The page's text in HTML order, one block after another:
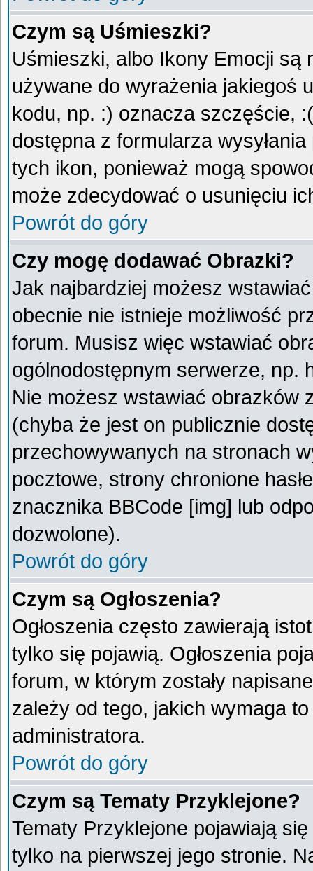
Czym są Uśmieszki?
Uśmieszki, albo Ikony Emocji są
używane do wyrażenia jakiegoś
kodu, np. :) oznacza szczęście,
dostępna z formularza
tych ikon, ponieważ mogą
może zdecydować o usunięciu
Powrót do góry
Czy mogę dodawać Obrazki?
Jak najbardziej możesz
obecnie nie istnieje możliwość
forum. Musisz więc wstawiać
ogólnodostępnym serwerze, np.
Nie możesz wstawiać obrazków
(chyba że jest on publicznie
przechowywanych na stronach
pocztowe, strony chronione
znacznika BBCode [img] lub
dozwolone).
Powrót do góry
Czym są Ogłoszenia?
Ogłoszenia często zawierają
tylko się pojawią. Ogłoszenia
forum, w którym zostały
zależy od tego, jakich wymaga
administratora.
Powrót do góry
Czym są Tematy Przyklejone?
Tematy Przyklejone pojawiają
tylko na pierwszej jego stronie.